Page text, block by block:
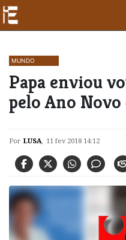
MUNDO
Papa enviou
pelo Ano
Por LUSA, 11 fev 2018 14:12